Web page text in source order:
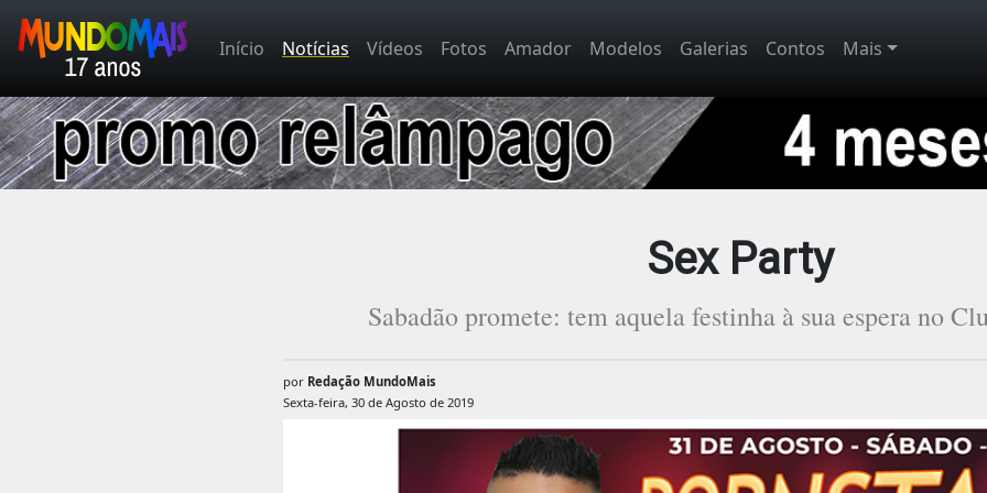
Início Notícias Vídeos Fotos Amador Modelos Galerias Contos Mais
Sex Party
Sabadão promete: tem aquela festinha à sua espera no
por Redação MundoMais
Sexta-feira, 30 de Agosto de 2019